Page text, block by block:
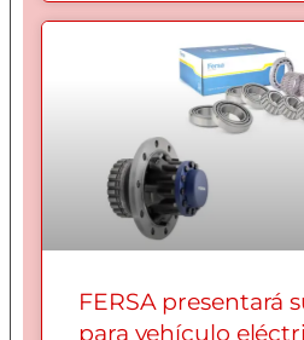
FERSA presentará
para vehículo